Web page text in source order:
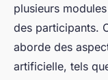
plusieurs
des participants.
aborde des
artificielle, tels